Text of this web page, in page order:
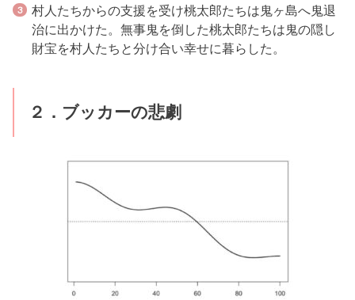
村人たちからの支援を受け桃太郎たちは鬼ヶ島へ鬼退
治に出かけた。無事鬼を倒した桃太郎たちは鬼の隠し
財宝を村人たちと分け合い幸せに暮らした。
２．ブッカーの悲劇